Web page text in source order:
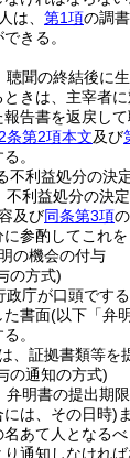
は、 第1項の調
きる。
聴聞の終結後に
きは、主宰者に
告書を返戻し
条第2項本文及び
。
不利益処分の決
不利益処分の決定
及び同条第3項
参酌してこれを
の機会の付与
の方式)
政庁が口頭です
た書面(以下「弁
。
、証拠書類等を
の通知の方式)
弁明書の提出期限
は、その日時)
あて人となる
通知しなければ